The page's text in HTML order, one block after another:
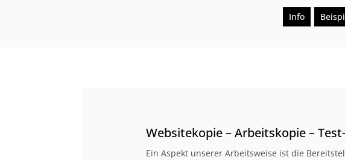
Info
Beschreibung
Websitekopie – Arbeitskopie –
Ein Aspekt unserer Arbeitsweise ist die